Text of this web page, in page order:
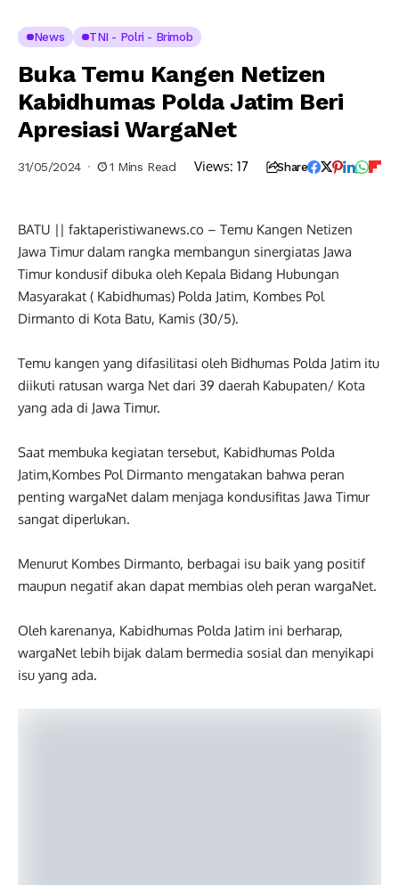
News TNI - Polri - Brimob
Buka Temu Kangen Netizen
Kabidhumas Polda Jatim Beri
Apresiasi WargaNet
31/05/2024 1 Mins Read Views: 17 Share
BATU || faktaperistiwanews.co – Temu Kangen Netizen
Jawa Timur dalam rangka membangun sinergiatas Jawa
Timur kondusif dibuka oleh Kepala Bidang Hubungan
Masyarakat ( Kabidhumas) Polda Jatim, Kombes Pol
Dirmanto di Kota Batu, Kamis (30/5).
Temu kangen yang difasilitasi oleh Bidhumas Polda Jatim itu
diikuti ratusan warga Net dari 39 daerah Kabupaten/ Kota
yang ada di Jawa Timur.
Saat membuka kegiatan tersebut, Kabidhumas Polda
Jatim,Kombes Pol Dirmanto mengatakan bahwa peran
penting wargaNet dalam menjaga kondusifitas Jawa Timur
sangat diperlukan.
Menurut Kombes Dirmanto, berbagai isu baik yang positif
maupun negatif akan dapat membias oleh peran wargaNet.
Oleh karenanya, Kabidhumas Polda Jatim ini berharap,
wargaNet lebih bijak dalam bermedia sosial dan menyikapi
isu yang ada.